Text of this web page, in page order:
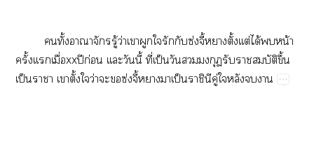
​ั้​​​ู้​ว่​​​​​ซ่ี้​ั้ต่ได้​​น้​
ั้​ื่xxปี​ก่​​​ี้​ี่​ป็​​​​ั​ึ้​
ป็​​​ั้​​ว่​​ซ่ี้​​ป็​ิ​ู่​​​​